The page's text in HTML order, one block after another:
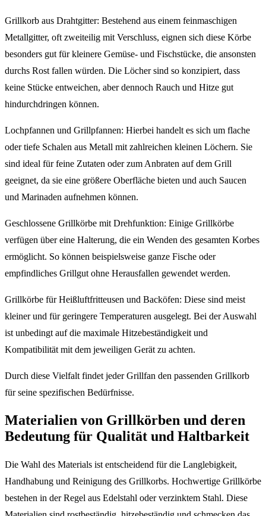
Grillkorb aus Drahtgitter: Bestehend aus einem feinmaschigen
Metallgitter, oft zweiteilig mit Verschluss, eignen sich diese Körbe
besonders gut für kleinere Gemüse- und Fischstücke, die ansonsten
durchs Rost fallen würden. Die Löcher sind so konzipiert, dass
keine Stücke entweichen, aber dennoch Rauch und Hitze gut
hindurchdringen können.
Lochpfannen und Grillpfannen: Hierbei handelt es sich um flache
oder tiefe Schalen aus Metall mit zahlreichen kleinen Löchern. Sie
sind ideal für feine Zutaten oder zum Anbraten auf dem Grill
geeignet, da sie eine größere Oberfläche bieten und auch Saucen
und Marinaden aufnehmen können.
Geschlossene Grillkörbe mit Drehfunktion: Einige Grillkörbe
verfügen über eine Halterung, die ein Wenden des gesamten Korbes
ermöglicht. So können beispielsweise ganze Fische oder
empfindliches Grillgut ohne Herausfallen gewendet werden.
Grillkörbe für Heißluftfritteusen und Backöfen: Diese sind meist
kleiner und für geringere Temperaturen ausgelegt. Bei der Auswahl
ist unbedingt auf die maximale Hitzebeständigkeit und
Kompatibilität mit dem jeweiligen Gerät zu achten.
Durch diese Vielfalt findet jeder Grillfan den passenden Grillkorb
für seine spezifischen Bedürfnisse.
Materialien von Grillkörben und deren
Bedeutung für Qualität und Haltbarkeit
Die Wahl des Materials ist entscheidend für die Langlebigkeit,
Handhabung und Reinigung des Grillkorbs. Hochwertige Grillkörbe
bestehen in der Regel aus Edelstahl oder verzinktem Stahl. Diese